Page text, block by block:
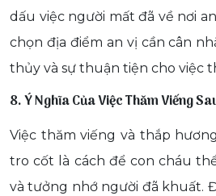
dấu việc người mất đã về nơi
chọn địa điểm an vị cần cân
thủy và sự thuận tiện cho việc
8. Ý Nghĩa Của Việc Thăm Viếng
Việc thăm viếng và thắp
tro cốt là cách để con cháu
và tưởng nhớ người đã khuất.